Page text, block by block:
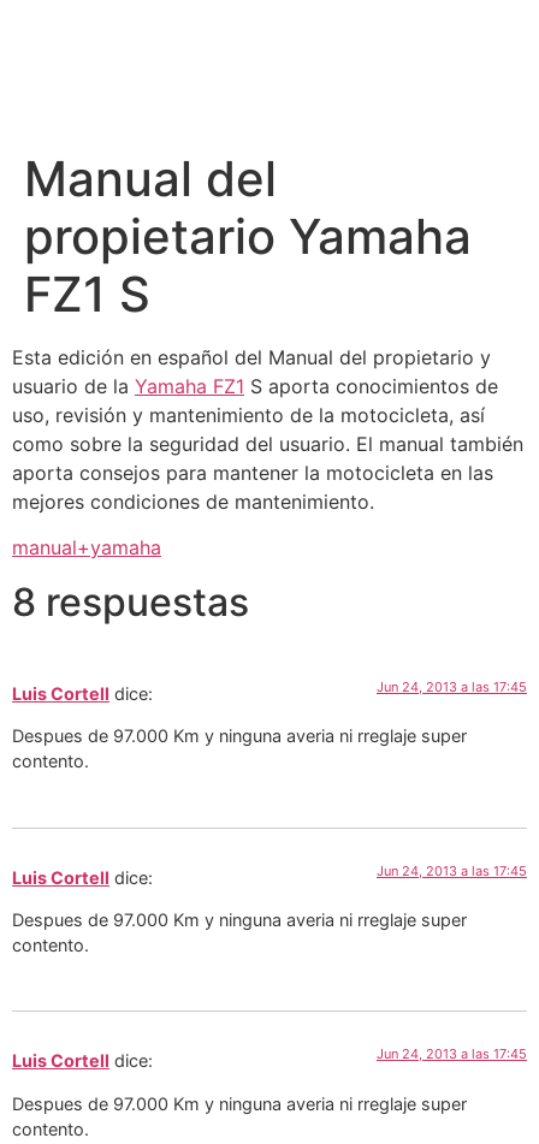
Manual del
propietario Yamaha
FZ1 S
Esta edición en español del Manual del propietario y
usuario de la Yamaha FZ1 S aporta conocimientos de
uso, revisión y mantenimiento de la motocicleta, así
como sobre la seguridad del usuario. El manual también
aporta consejos para mantener la motocicleta en las
mejores condiciones de mantenimiento.
manual+yamaha
8 respuestas
Luis Cortell dice: Jun 24, 2013 a las 17:45
Despues de 97.000 Km y ninguna averia ni rreglaje super
contento.
Luis Cortell dice: Jun 24, 2013 a las 17:45
Despues de 97.000 Km y ninguna averia ni rreglaje super
contento.
Luis Cortell dice: Jun 24, 2013 a las 17:45
Despues de 97.000 Km y ninguna averia ni rreglaje super
contento.